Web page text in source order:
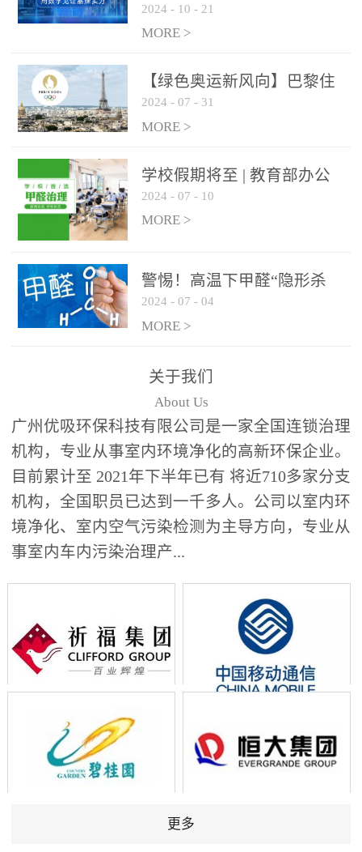
业，尽显除醛品牌实力！
2024 - 10 - 21
MORE >
【绿色奥运新风向】巴黎住
宿风波：优吸环保共建健康
绿色家居
2024 - 07 - 31
MORE >
学校假期将至 | 教育部办公
厅关于加强学校新建校舍室
内空气质量管理通知
2024 - 07 - 10
MORE >
警惕！高温下甲醛“隐形杀
手”来袭，你的家安全吗？
2024 - 07 - 04
MORE >
关于我们
About Us
广州优吸环保科技有限公司是一家全国连锁治理
机构，专业从事室内环境净化的高新环保企业。
目前累计至 2021年下半年已有 将近710多家分支
机构，全国职员已达到一千多人。公司以室内环
境净化、室内空气污染检测为主导方向，专业从
事室内车内污染治理产...
更多